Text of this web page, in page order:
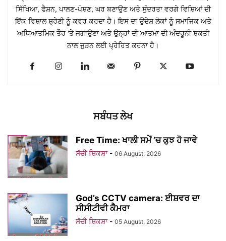
ਸਿੱਖਿਆ, ਫੈਸ਼ਨ, ਪਾਲਣ-ਪੋਸ਼ਣ, ਘਰ ਬਣਾਉਣ ਅਤੇ ਸੁੰਦਰਤਾ ਵਰਗੇ ਵਿਸ਼ਿਆਂ ਦੀ
ਇੱਕ ਵਿਸ਼ਾਲ ਸ਼੍ਰੇਣੀ ਨੂੰ ਕਵਰ ਕਰਦਾ ਹੈ। ਇਸ ਦਾ ਉਦੇਸ਼ ਲੋਕਾਂ ਨੂੰ ਸਮਾਜਿਕ ਅਤੇ
ਅਧਿਆਤਮਿਕ ਤੌਰ 'ਤੇ ਜਗਾਉਣਾ ਅਤੇ ਉਨ੍ਹਾਂ ਦੀ ਆਤਮਾ ਦੀ ਅੰਦਰੂਨੀ ਸ਼ਕਤੀ
ਨਾਲ ਜੁੜਨ ਲਈ ਪ੍ਰੇਰਿਤ ਕਰਨਾ ਹੈ।
ਸਬੰਧਤ ਲੇਖ
Free Time: ਖਾਲੀ ਸਮੇਂ ’ਚ ਕੁਝ ਹੋ ਜਾਵੇ
ਸੱਚੀ ਸ਼ਿਕਸ਼ਾ - 06 August, 2026
God’s CCTV camera: ਈਸ਼ਵਰ ਦਾ
ਸੀਸੀਟੀਵੀ ਕੈਮਰਾ
ਸੱਚੀ ਸ਼ਿਕਸ਼ਾ - 05 August, 2026